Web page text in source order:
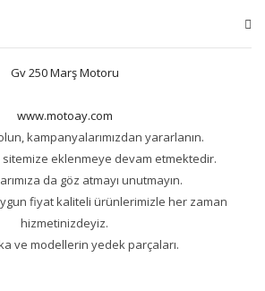
Gv 250 Marş Motoru
www.motoay.com
kampanyalarımızdan yararlanın.
eklenmeye devam etmektedir.
da göz atmayı unutmayın.
fiyat kaliteli ürünlerimizle her zaman
hizmetinizdeyiz.
ve modellerin yedek parçaları.